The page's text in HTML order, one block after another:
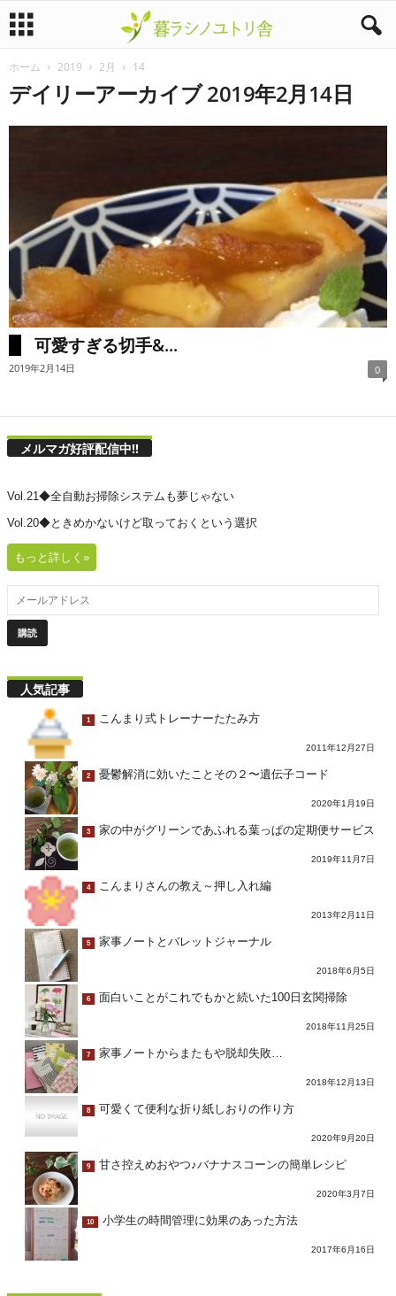
暮
リ
ホーム 2019 2月 14
デイリーアーカイブ 2019年2月14日
可愛すぎる切手&...
2019年2月14日 0
メルマガ好評配信中!!
Vol.21◆全自動お掃除システムも夢じゃない
Vol.20◆ときめかないけど取っておくという選択
もっと詳しく»
人気記事
1 こんまり式トレーナーたたみ方
2011年12月27日
2 憂鬱解消に効いたことその２〜遺伝子コード
2020年1月19日
3 家の中がグリーンであふれる葉っぱの定期便サービス
2019年11月7日
4 こんまりさんの教え～押し入れ編
2013年2月11日
5 家事ノートとバレットジャーナル
2018年6月5日
6 面白いことがこれでもかと続いた100日玄関掃除
2018年11月25日
7 家事ノートからまたもや脱却失敗…
2018年12月13日
8 可愛くて便利な折り紙しおりの作り方
2020年9月20日
9 甘さ控えめおやつ♪バナナスコーンの簡単レシピ
2020年3月7日
10 小学生の時間管理に効果のあった方法
2017年6月16日